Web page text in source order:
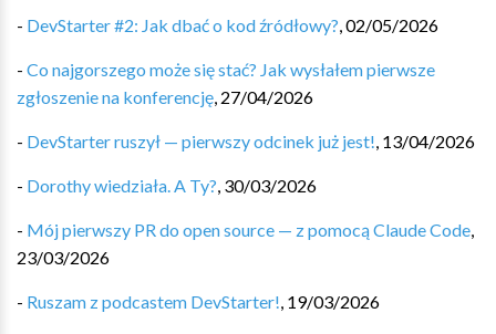
- DevStarter #2: Jak dbać o kod źródłowy?,02/05/2026
- Co najgorszego może się stać? Jak wysłałem pierwsze
zgłoszenie na konferencję, 27/04/2026
- DevStarter ruszył — pierwszy odcinek już jest!, 13/04/2026
- Dorothy wiedziała. A Ty?, 30/03/2026
- Mój pierwszy PR do open source — z pomocą Claude Code,
23/03/2026
- Ruszam z podcastem DevStarter!, 19/03/2026